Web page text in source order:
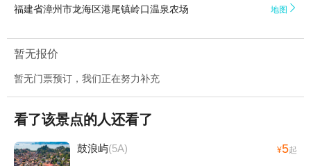
福建省漳州市龙海区港尾镇岭口温泉农场 地图 
暂无报价
暂无门票预订，我们正在努力补充
看了该景点的人还看了
鼓浪屿(5A) ¥5起